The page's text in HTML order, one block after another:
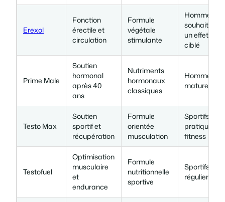
Erexol
Fonction
érectile et
circulation
Formule
végétale
stimulante
Hommes
souhaitant
un effet
ciblé
Prime Male
Soutien
hormonal
après 40
ans
Nutriments
hormonaux
classiques
Hommes
matures
Testo Max
Soutien
sportif et
récupération
Formule
orientée
musculation
Sportifs et
pratiquants
fitness
Testofuel
Optimisation
musculaire
et
endurance
Formule
nutritionnelle
sportive
Sportifs
réguliers